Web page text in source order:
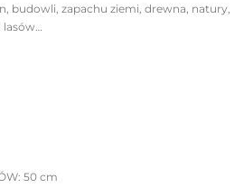
budowli, zapachu ziemi, drewna, natury,
lasów…
50 cm